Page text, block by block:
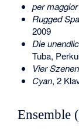
per
Rugged
2009
Die
Tuba,
Vier Szenen
Cyan, 2
Ensemble